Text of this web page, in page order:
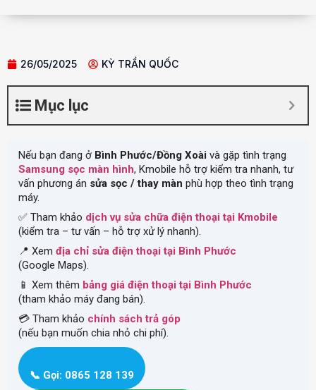
26/05/2025 KỲ TRẦN QUỐC
Mục lục
Nếu bạn đang ở Bình Phước/Đồng Xoài và gặp tình trạng
Samsung sọc màn hình, Kmobile hỗ trợ kiểm tra nhanh, tư
vấn phương án sửa sọc / thay màn phù hợp theo tình trạng
máy.
✅ Tham khảo dịch vụ sửa chữa điện thoại tại Kmobile
(kiểm tra – tư vấn – hỗ trợ xử lý nhanh).
📍 Xem địa chỉ sửa điện thoại tại Bình Phước
(Google Maps).
📱 Xem thêm bảng giá điện thoại tại Bình Phước
(tham khảo máy đang bán).
💳 Tham khảo chính sách trả góp
(nếu bạn muốn chia nhỏ chi phí).
📞 Gọi: 0865 128 139